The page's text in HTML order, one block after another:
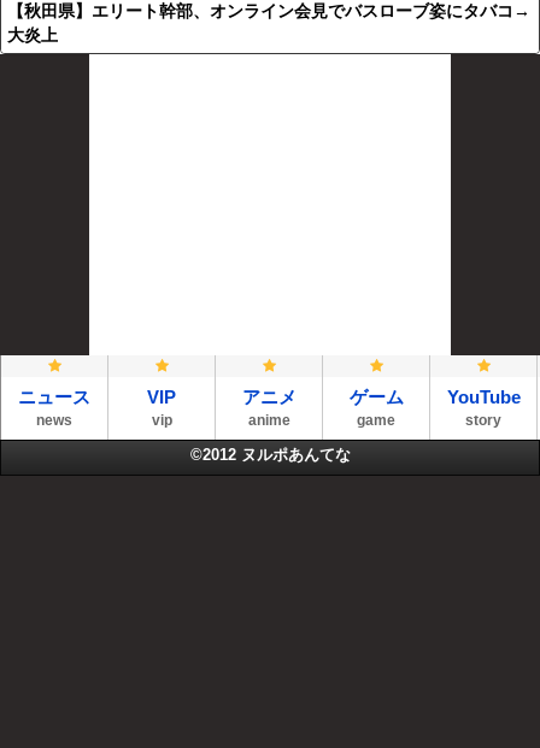
【秋田県】エリート幹部、オンライン会見でバスローブ姿にタバコ→
大炎上
ニュース
news
VIP
vip
アニメ
anime
ゲーム
game
YouTube
story
©2012 ヌルポあんてな